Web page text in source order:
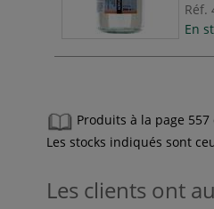
Réf.
En
Produits à la page
Les stocks indiqués sont
Les clients ont